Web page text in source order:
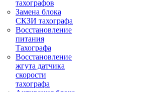
тахографов
Замена блока
СКЗИ тахографа
Восстановление
питания
Тахографа
Восстановление
жгута датчика
скорости
тахографа